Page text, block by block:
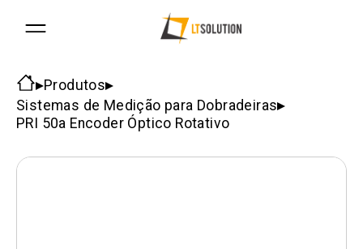
Produtos
Sistemas de Medição para Dobradeiras
PRI 50a Encoder Óptico Rotativo